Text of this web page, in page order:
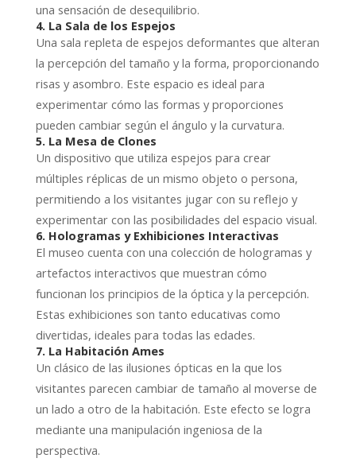
una sensación de desequilibrio.
4. La Sala de los Espejos
Una sala repleta de espejos deformantes que alteran
la percepción del tamaño y la forma, proporcionando
risas y asombro. Este espacio es ideal para
experimentar cómo las formas y proporciones
pueden cambiar según el ángulo y la curvatura.
5. La Mesa de Clones
Un dispositivo que utiliza espejos para crear
múltiples réplicas de un mismo objeto o persona,
permitiendo a los visitantes jugar con su reflejo y
experimentar con las posibilidades del espacio visual.
6. Hologramas y Exhibiciones Interactivas
El museo cuenta con una colección de hologramas y
artefactos interactivos que muestran cómo
funcionan los principios de la óptica y la percepción.
Estas exhibiciones son tanto educativas como
divertidas, ideales para todas las edades.
7. La Habitación Ames
Un clásico de las ilusiones ópticas en la que los
visitantes parecen cambiar de tamaño al moverse de
un lado a otro de la habitación. Este efecto se logra
mediante una manipulación ingeniosa de la
perspectiva.